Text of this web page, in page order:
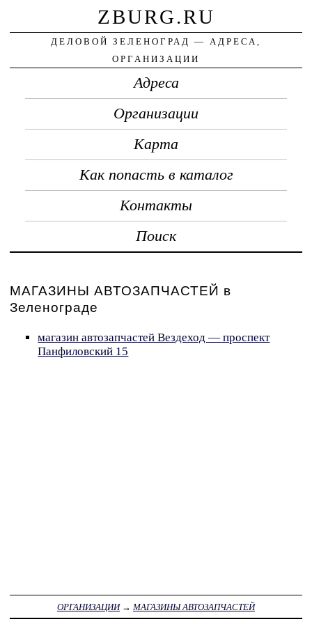
ZBURG.RU
ДЕЛОВОЙ ЗЕЛЕНОГРАД — АДРЕСА,
ОРГАНИЗАЦИИ
Адреса
Организации
Карта
Как попасть в каталог
Контакты
Поиск
МАГАЗИНЫ АВТОЗАПЧАСТЕЙ в
Зеленограде
магазин автозапчастей Вездеход — проспект
Панфиловский 15
ОРГАНИЗАЦИИ→ МАГАЗИНЫ АВТОЗАПЧАСТЕЙ